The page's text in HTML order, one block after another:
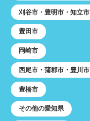
刈谷市・豊明市・知立市
豊田市
岡崎市
西尾市・蒲郡市・豊川市
豊橋市
その他の愛知県